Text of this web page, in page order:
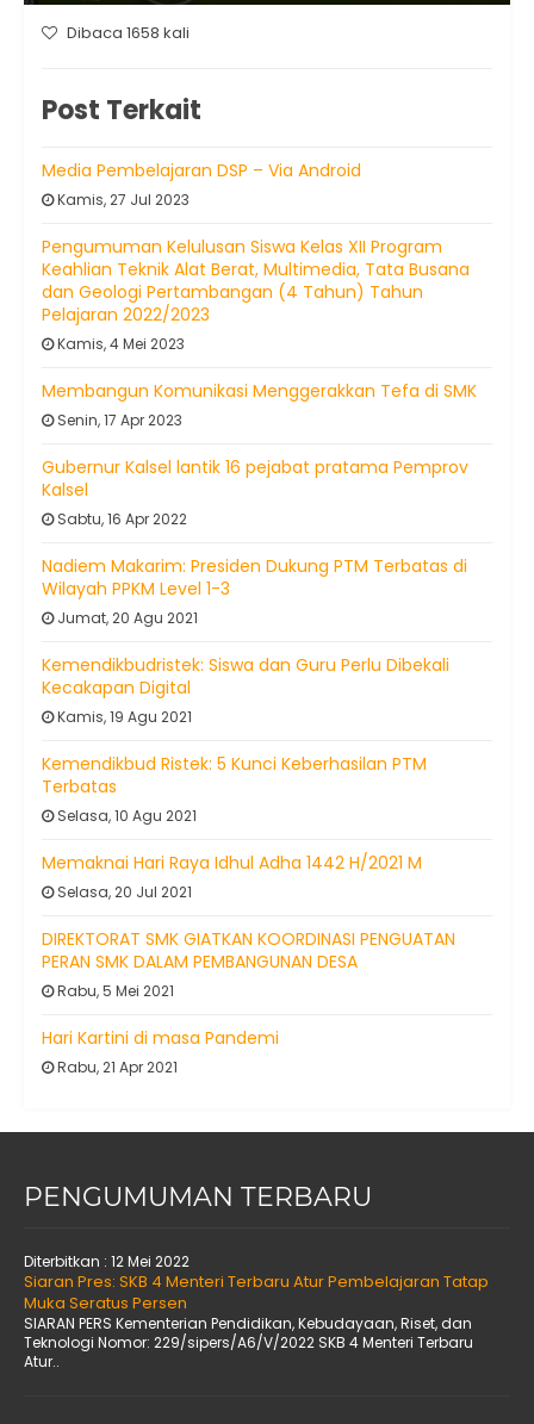
Dibaca 1658 kali
Post Terkait
Media Pembelajaran DSP – Via Android
Kamis, 27 Jul 2023
Pengumuman Kelulusan Siswa Kelas XII Program
Keahlian Teknik Alat Berat, Multimedia, Tata Busana
dan Geologi Pertambangan (4 Tahun) Tahun
Pelajaran 2022/2023
Kamis, 4 Mei 2023
Membangun Komunikasi Menggerakkan Tefa di SMK
Senin, 17 Apr 2023
Gubernur Kalsel lantik 16 pejabat pratama Pemprov
Kalsel
Sabtu, 16 Apr 2022
Nadiem Makarim: Presiden Dukung PTM Terbatas di
Wilayah PPKM Level 1-3
Jumat, 20 Agu 2021
Kemendikbudristek: Siswa dan Guru Perlu Dibekali
Kecakapan Digital
Kamis, 19 Agu 2021
Kemendikbud Ristek: 5 Kunci Keberhasilan PTM
Terbatas
Selasa, 10 Agu 2021
Memaknai Hari Raya Idhul Adha 1442 H/2021 M
Selasa, 20 Jul 2021
DIREKTORAT SMK GIATKAN KOORDINASI PENGUATAN
PERAN SMK DALAM PEMBANGUNAN DESA
Rabu, 5 Mei 2021
Hari Kartini di masa Pandemi
Rabu, 21 Apr 2021
PENGUMUMAN TERBARU
Diterbitkan : 12 Mei 2022
Siaran Pres: SKB 4 Menteri Terbaru Atur Pembelajaran Tatap
Muka Seratus Persen
SIARAN PERS Kementerian Pendidikan, Kebudayaan, Riset, dan
Teknologi Nomor: 229/sipers/A6/V/2022 SKB 4 Menteri Terbaru
Atur..